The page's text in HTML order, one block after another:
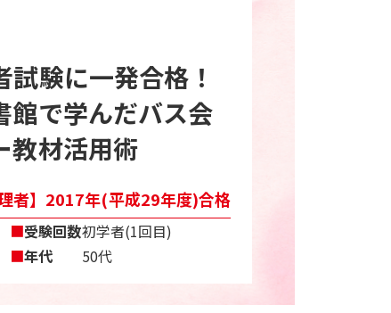
験に一発合格！
館で学んだバス会
教材活用術
理者】2017年(平成29年度)合格
■受験回数初学者(1回目)
■年代 50代